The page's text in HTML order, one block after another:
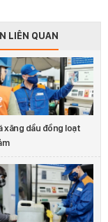
LIÊN QUAN
xăng dầu đồng loạt